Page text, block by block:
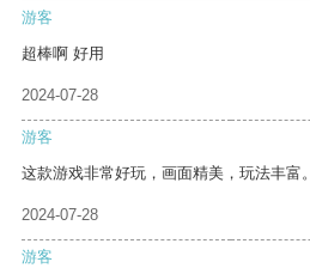
游客
超棒啊 好用
2024-07-28
游客
这款游戏非常好玩，画面精美，玩法丰富。
2024-07-28
游客